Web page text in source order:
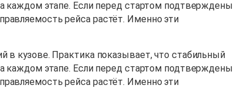
каждом этапе. Если перед стартом подтверждены
рейса растёт. Именно эти
в кузове. Практика показывает, что стабильный
каждом этапе. Если перед стартом подтверждены
рейса растёт. Именно эти